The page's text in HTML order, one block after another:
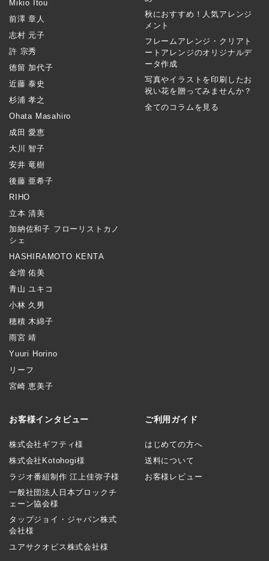
Mikio Itou
前澤 章人
志村 元子
許 宗秀
徳留 加代子
近藤 泰史
杉浦 孝之
Ohata Masahiro
成田 愛恵
大川 智子
安井 竜樹
後藤 亜希子
RIHO
立本 清美
加納佐和子 フローリストカノ
シェ
HASHIRAMOTO KENTA
金増 佑美
青山 ユキコ
小林 久男
穂積 木綿子
雨宮 靖
Yuuri Horino
リーフ
宮崎 恵美子
秋におすすめ！人気アレンジ
メント
フレームアレンジ・クリアト
ートアレンジのオリジナルデ
ータ作成
写真やイラストを印刷したお
祝い花を贈ってみませんか？
全てのコラムを見る
お客様インタビュー
株式会社ギフティ様
株式会社Kotohogi様
ラジオ番組制作 江上佳弥子様
一般社団法人日本ブロックチ
ェーン協会様
タップジョイ・ジャパン株式
会社様
ユアサクオビス株式会社様
ご利用ガイド
はじめての方へ
送料について
お客様レビュー